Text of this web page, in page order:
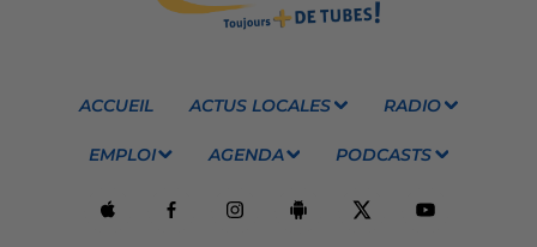
ACCUEIL ACTUS LOCALES RADIO
EMPLOI AGENDA PODCASTS